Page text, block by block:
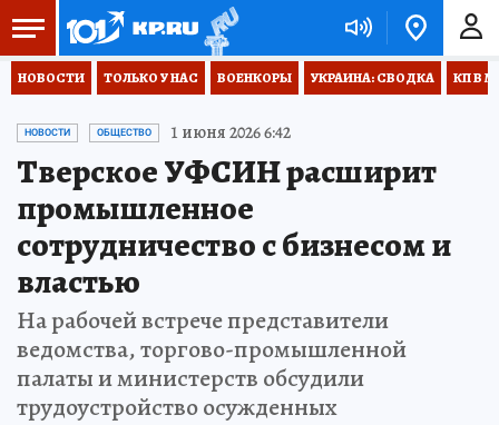
НОВОСТИ ТОЛЬКО У НАС ВОЕНКОРЫ УКРАИНА: СВОДКА КП В
НОВОСТИ ОБЩЕСТВО 1 июня 2026 6:42
Тверское УФСИН расширит
промышленное
сотрудничество с бизнесом и
властью
На рабочей встрече представители
ведомства, торгово-промышленной
палаты и министерств обсудили
трудоустройство осужденных